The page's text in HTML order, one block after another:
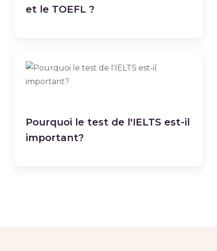
et le TOEFL ?
Pourquoi le test de l'IELTS est-il
important?